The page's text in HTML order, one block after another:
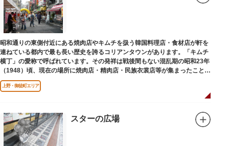
昭和通りの東側付近にある焼肉店やキムチを扱う韓国料理店・食材店が軒を
連ねている都内で最も長い歴史を誇るコリアンタウンがあります。「キムチ
横丁」の愛称で呼ばれています。その発祥は戦後間もない混乱期の昭和23年
（1948）頃、現在の場所に焼肉店・精肉店・民族衣裳店等が集まったことに
端を発しています。
上野・御徒町エリア
スターの広場